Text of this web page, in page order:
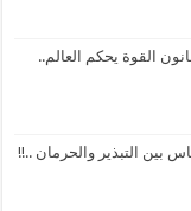
القوة يحكم العالم..
بين التبذير والحرمان ..!!